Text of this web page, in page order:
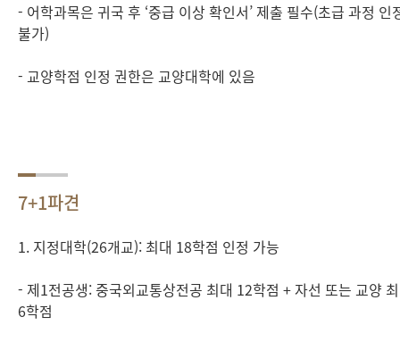
- 어학과목은 귀국 후 ‘중급 이상 확인서’ 제출 필수(초급 과정 인
불가)
- 교양학점 인정 권한은 교양대학에 있음
7+1파견
1. 지정대학(26개교): 최대 18학점 인정 가능
- 제1전공생: 중국외교통상전공 최대 12학점 + 자선 또는 교양
6학점